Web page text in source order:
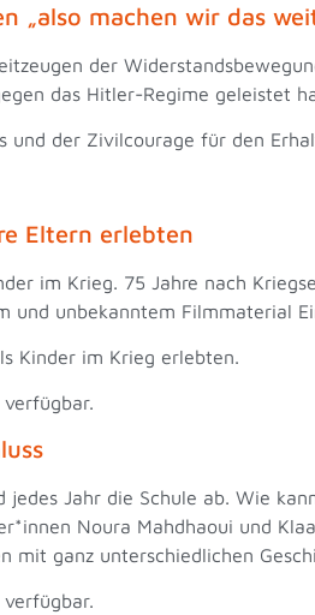
„also machen wir das
der
das Hitler-Regime geleistet
und der Zivilcourage für den
Eltern erlebten
im Krieg. 75 Jahre nach
unbekanntem Filmmaterial
Kinder im Krieg erlebten.
verfügbar.
Jahr die Schule ab. Wie
Noura Mahdhaoui und
mit ganz unterschiedlichen
verfügbar.